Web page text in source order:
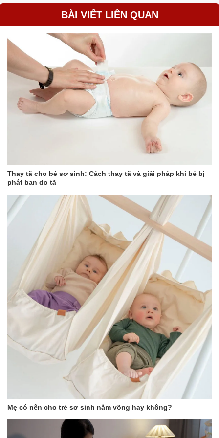
BÀI VIẾT LIÊN QUAN
Thay tã cho bé sơ sinh: Cách thay tã và giải pháp khi bé bị
phát ban do tã
Mẹ có nên cho trẻ sơ sinh nằm võng hay không?